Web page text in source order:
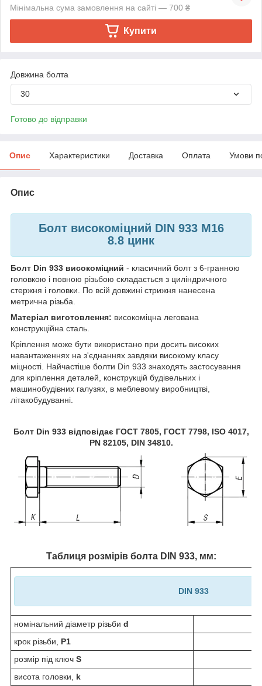
Мінімальна сума замовлення на сайті — 700 ₴
Купити
Довжина болта
30
Готово до відправки
Опис Характеристики Доставка Оплата Умови
Опис
Болт високоміцний DIN 933 M16
8.8 цинк
Болт Din 933 високоміцний - класичний болт з 6-гранною
головкою і повною різьбою складається з циліндричного
стержня і головки. По всій довжині стрижня нанесена
метрична різьба.
Матеріал виготовлення: високоміцна легована
конструкційна сталь.
Кріплення може бути використано при досить високих
навантаженнях на з'єднаннях завдяки високому класу
міцності. Найчастіше болти Din 933 знаходять застосування
для кріплення деталей, конструкцій будівельних і
машинобудівних галузях, в меблевому виробництві,
літакобудуванні.
Болт Din 933 відповідає ГОСТ 7805, ГОСТ 7798, ISO 4017,
PN 82105, DIN 34810.
Таблиця розмірів болта DIN 933, мм:
DIN 933
номінальний діаметр різьби d
крок різьби, P1
розмір під ключ S
висота головки, k